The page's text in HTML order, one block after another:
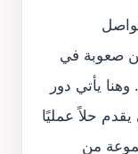
صعوبة في
يأتي دور
حلاً عمليًا
من